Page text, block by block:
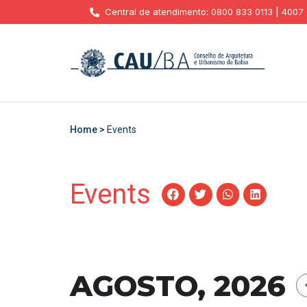
Central de atendimento: 0800 833 0113 | 4007
Home > Events
Events
AGOSTO, 2026